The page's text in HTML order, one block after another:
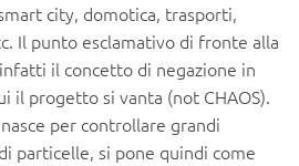
city, domotica, trasporti,
Il punto esclamativo di fronte alla
il concetto di negazione in
il progetto si vanta (not CHAOS).
per controllare grandi
particelle, si pone quindi come